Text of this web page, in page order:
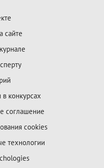
сайте
в конкурсах
соглашение
cookies
технологии